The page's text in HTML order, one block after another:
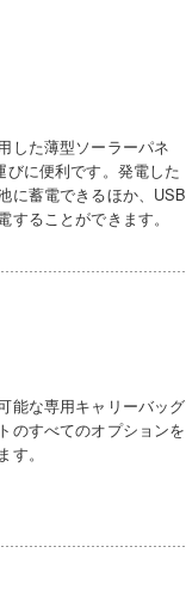
した薄型ソーラーパネ
に便利です。発電した
に蓄電できるほか、USB
ることができます。
能な専用キャリーバッグ
のすべてのオプションを
。